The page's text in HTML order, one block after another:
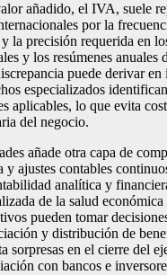
añadido, el IVA, suele
por la
la precisión requerida en
y los resúmenes anuales
puede derivar en
especializados
aplicables, lo que evita
del negocio.
añade otra capa de
y ajustes contables
analítica y
de la salud económica
pueden tomar
y distribución de
sorpresas en el cierre del
con bancos e